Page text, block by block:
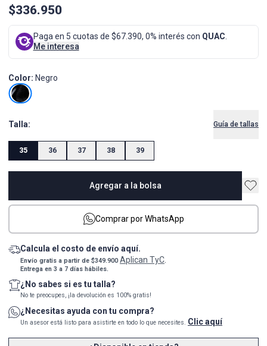
$336.950
Paga en 5 cuotas de $67.390, 0% interés con QUAC
Me interesa
Color: Negro
Talla: Guía de tallas
35 36 37 38 39
Agregar a la bolsa
Comprar por WhatsApp
Calcula el costo de envío aquí.
Envío gratis a partir de $349.900Aplican TyC.
Entrega en 3 a 7 días hábiles.
¿No sabes si es tu talla?
No te preocupes, ¡la devolución es 100% gratis!
¿Necesitas ayuda con tu compra?
Un asesor está listo para asistirte en todo lo que necesites. Clic aquí